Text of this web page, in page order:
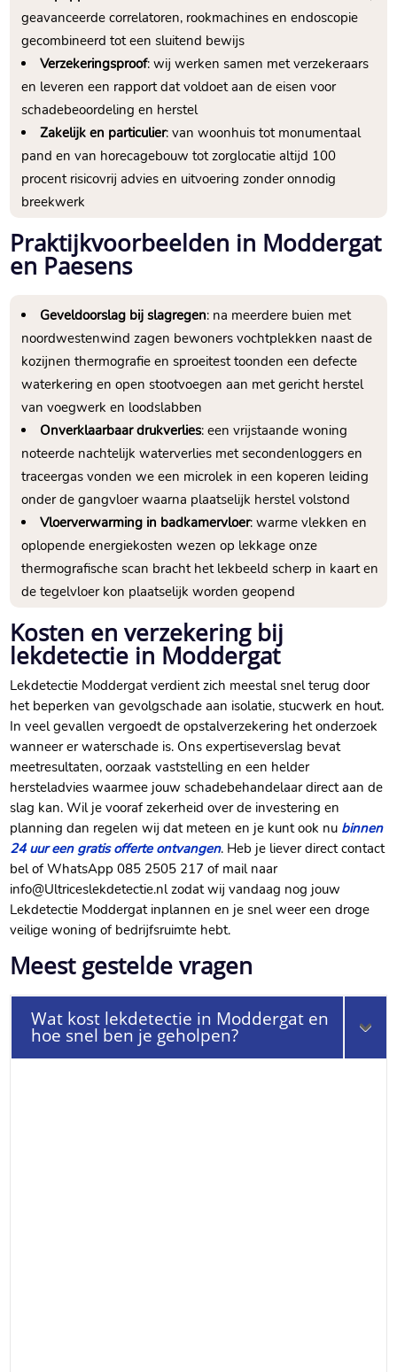
geavanceerde correlatoren, rookmachines en endoscopie
gecombineerd tot een sluitend bewijs
Verzekeringsproof: wij werken samen met verzekeraars
en leveren een rapport dat voldoet aan de eisen voor
schadebeoordeling en herstel
Zakelijk en particulier: van woonhuis tot monumentaal
pand en van horecagebouw tot zorglocatie altijd 100
procent risicovrij advies en uitvoering zonder onnodig
breekwerk
Praktijkvoorbeelden in Moddergat
en Paesens
Geveldoorslag bij slagregen: na meerdere buien met
noordwestenwind zagen bewoners vochtplekken naast de
kozijnen thermografie en sproeitest toonden een defecte
waterkering en open stootvoegen aan met gericht herstel
van voegwerk en loodslabben
Onverklaarbaar drukverlies: een vrijstaande woning
noteerde nachtelijk waterverlies met secondenloggers en
traceergas vonden we een microlek in een koperen leiding
onder de gangvloer waarna plaatselijk herstel volstond
Vloerverwarming in badkamervloer: warme vlekken en
oplopende energiekosten wezen op lekkage onze
thermografische scan bracht het lekbeeld scherp in kaart en
de tegelvloer kon plaatselijk worden geopend
Kosten en verzekering bij
lekdetectie in Moddergat
Lekdetectie Moddergat verdient zich meestal snel terug door
het beperken van gevolgschade aan isolatie, stucwerk en hout.
In veel gevallen vergoedt de opstalverzekering het onderzoek
wanneer er waterschade is. Ons expertiseverslag bevat
meetresultaten, oorzaak vaststelling en een helder
hersteladvies waarmee jouw schadebehandelaar direct aan de
slag kan. Wil je vooraf zekerheid over de investering en
planning dan regelen wij dat meteen en je kunt ook nu binnen
24 uur een gratis offerte ontvangen. Heb je liever direct contact
bel of WhatsApp 085 2505 217 of mail naar
info@Ultriceslekdetectie.nl zodat wij vandaag nog jouw
Lekdetectie Moddergat inplannen en je snel weer een droge
veilige woning of bedrijfsruimte hebt.
Meest gestelde vragen
Wat kost lekdetectie in Moddergat en
hoe snel ben je geholpen?